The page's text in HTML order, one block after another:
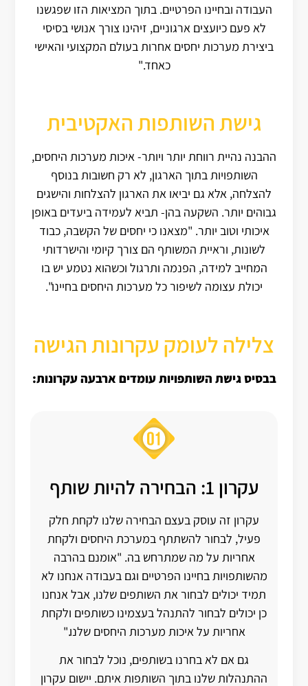
העבודה ובחיינו הפרטיים. בתוך המציאות הזו שפגשנו
לא פעם כיועצים ארגוניים, זיהינו צורך אנושי בסיסי
ביצירת מערכות יחסים אחרות בעולם המקצועי והאישי
כאחד."
גישת השותפות האקטיבית
ההבנה נהיית רווחת יותר ויותר- איכות מערכות היחסים,
השותפויות בתוך הארגון, לא רק חשובות בנוסף
להצלחה, אלא גם יביאו את הארגון להצלחות והישגים
גבוהים יותר. השקעה בהן- תביא לעמידה ביעדים באופן
איכותי וטוב יותר. "מצאנו כי יחסים של הקשבה, כבוד
לשונות, וראיית המשותף הם צורך קיומי והישרדותי
המחייב למידה, הפנמה ותרגול וכשהוא נטמע יש בו
יכולת עצומה לשיפור כל מערכות היחסים בחיינו".
צלילה לעומק עקרונות הגישה
בבסיס גישת השותפויות עומדים ארבעה עקרונות:
עקרון 1: הבחירה להיות שותף
עקרון זה עוסק בעצם הבחירה שלנו לקחת חלק
פעיל, לבחור להשתתף במערכת היחסים ולקחת
אחריות על מה שמתרחש בה. "אומנם בהרבה
מהשותפויות בחיינו הפרטיים וגם בעבודה אנחנו לא
תמיד יכולים לבחור את השותפים שלנו, אבל אנחנו
כן יכולים לבחור להתנהל בעצמינו כשותפים ולקחת
אחריות על איכות מערכות היחסים שלנו."
גם אם לא בחרנו בשותפים, נוכל לבחור את
ההתנהלות שלנו בתוך השותפות איתם. יישום עקרון